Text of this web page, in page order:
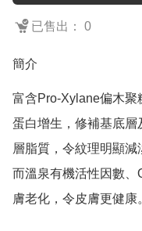
已售出： 0
簡介
富含Pro-Xylane偏木聚
蛋白增生，修補基底
層脂質，令紋理明顯減
而溫泉有機活性因數、
膚老化，令皮膚更健康